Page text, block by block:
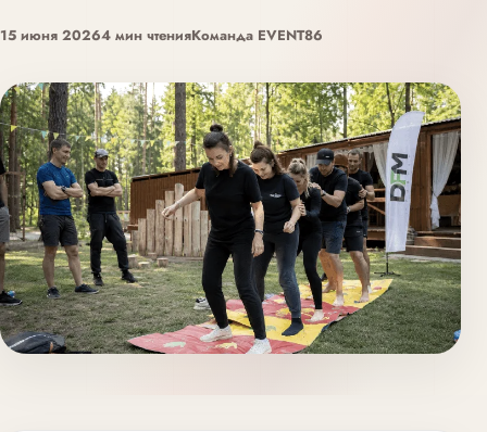
15 июня 20264 мин чтенияКоманда EVENT86